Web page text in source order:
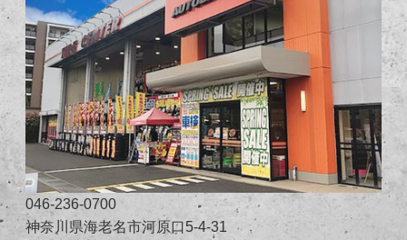
046-236-0700
神奈川県海老名市河原口5-4-31